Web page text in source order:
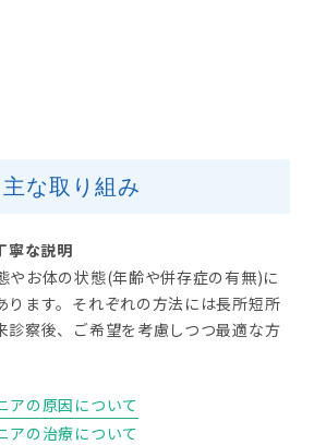
な取り組み
寧な説明
やお体の状態(年齢や併存症の有無)に
ります。それぞれの方法には長所短所
診察後、ご希望を考慮しつつ最適な方
アの原因について
アの治療について